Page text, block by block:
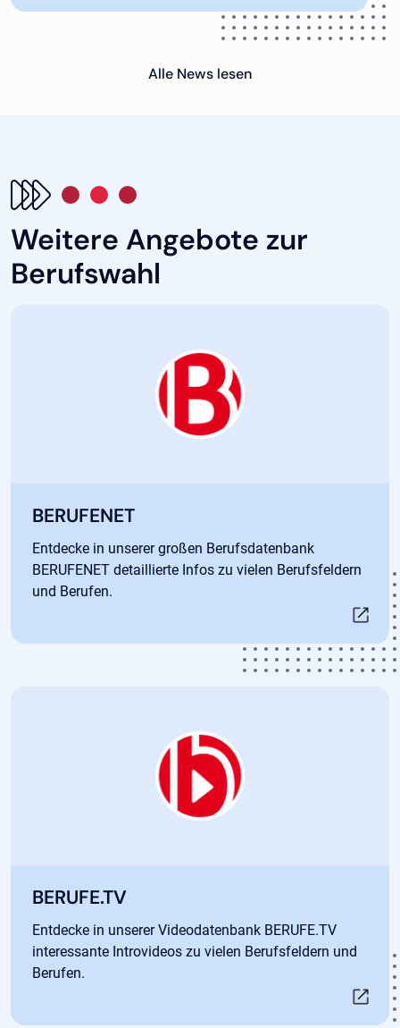
Alle News lesen
Weitere Angebote zur
Berufswahl
Öffnet in neuem Tab
BERUFENET
Entdecke in unserer großen Berufsdatenbank
BERUFENET detaillierte Infos zu vielen Berufsfeldern
und Berufen.
Öffnet in neuem Tab
BERUFE.TV
Entdecke in unserer Videodatenbank BERUFE.TV
interessante Introvideos zu vielen Berufsfeldern und
Berufen.